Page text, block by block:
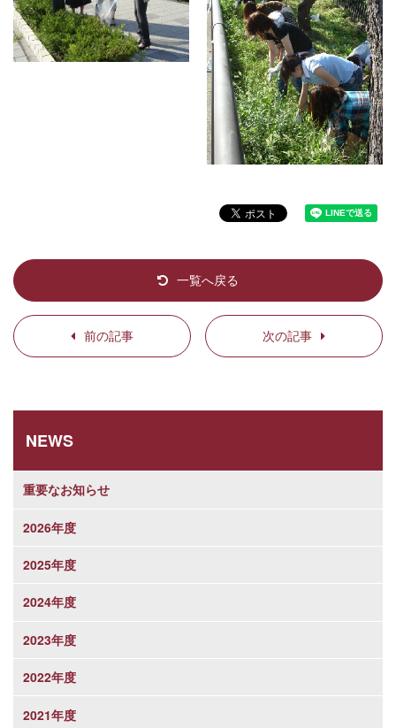
前の記事
一覧へ戻る
次の記事
NEWS
重要なお知らせ
2026年度
2025年度
2024年度
2023年度
2022年度
2021年度